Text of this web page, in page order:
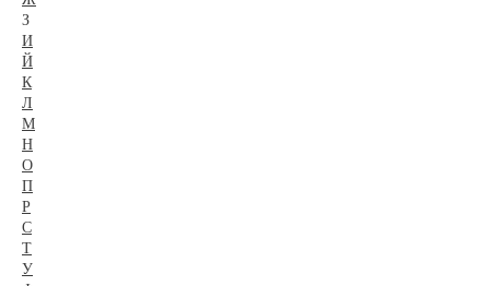
З
И
Й
К
Л
М
Н
О
П
Р
С
Т
У